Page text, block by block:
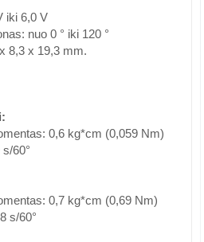
iki 6,0 V
nuo 0 ° iki 120 °
8,3 x 19,3 mm.
0,6 kg*cm (0,059 Nm)
60°
0,7 kg*cm (0,69 Nm)
s/60°